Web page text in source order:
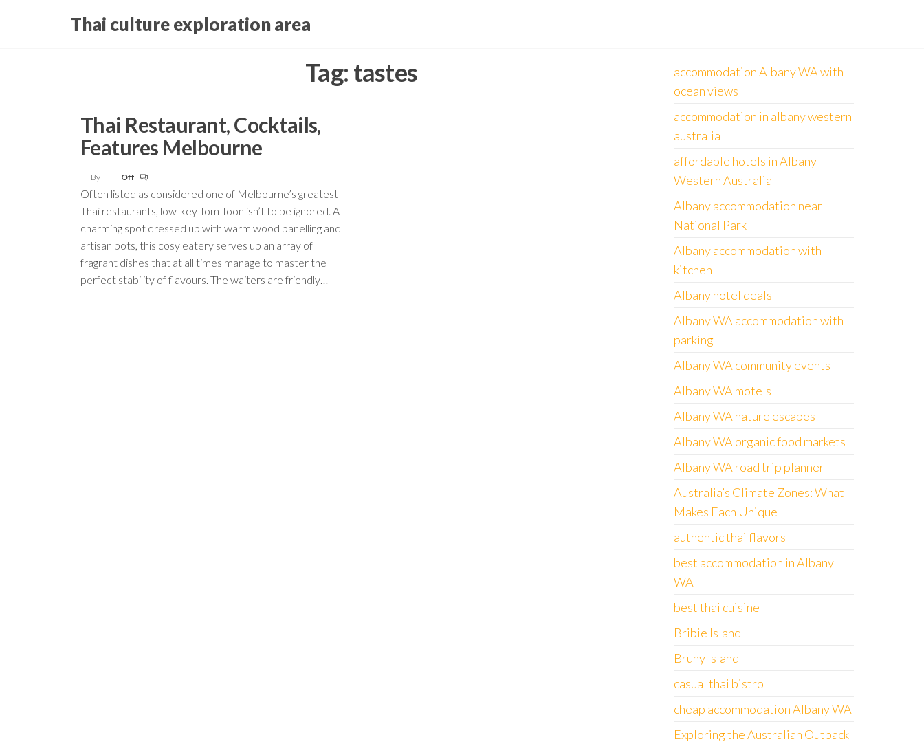
Thai culture exploration area
Tag: tastes
Thai Restaurant, Cocktails,
Features Melbourne
By Off
Often listed as considered one of Melbourne’s greatest
Thai restaurants, low-key Tom Toon isn’t to be ignored. A
charming spot dressed up with warm wood panelling and
artisan pots, this cosy eatery serves up an array of
fragrant dishes that at all times manage to master the
perfect stability of flavours. The waiters are friendly…
accommodation Albany WA with
ocean views
accommodation in albany western
australia
affordable hotels in Albany
Western Australia
Albany accommodation near
National Park
Albany accommodation with
kitchen
Albany hotel deals
Albany WA accommodation with
parking
Albany WA community events
Albany WA motels
Albany WA nature escapes
Albany WA organic food markets
Albany WA road trip planner
Australia’s Climate Zones: What
Makes Each Unique
authentic thai flavors
best accommodation in Albany
WA
best thai cuisine
Bribie Island
Bruny Island
casual thai bistro
cheap accommodation Albany WA
Exploring the Australian Outback